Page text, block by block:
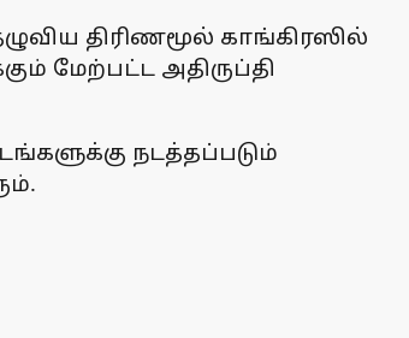
திரிணமூல் காங்கிரஸில்
மேற்பட்ட அதிருப்தி
நடத்தப்படும்